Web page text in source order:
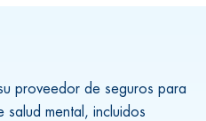
proveedor de seguros para
mental, incluidos